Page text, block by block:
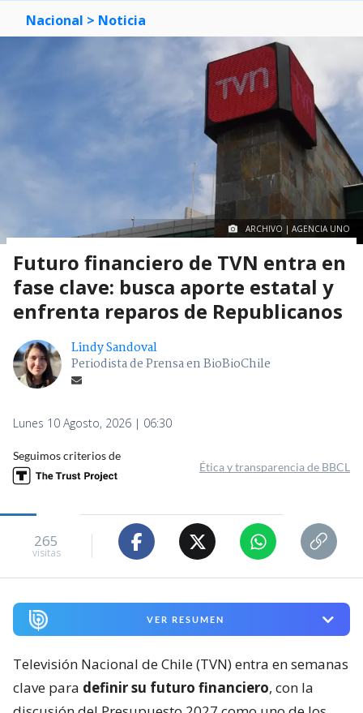
Nacional > Noticia
ARCHIVO | AGENCIA UNO
Futuro financiero de TVN entra en
fase clave: busca aporte estatal y
enfrenta reparos de Republicanos
Lindy Sandoval
Periodista de Prensa en BioBioChile
Lunes 10 Agosto, 2026 | 06:30
Seguimos criterios de
Ética y transparencia de BBCL
265
visitas
VER RESUMEN
Televisión Nacional de Chile (TVN) entra en semanas
clave para definir su futuro financiero, con la